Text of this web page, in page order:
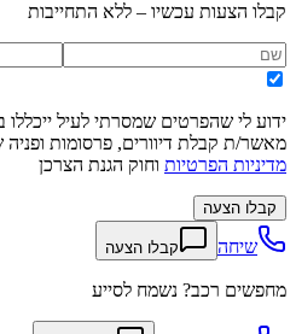
קבלו הצעות עכשיו – ללא התחייבות
ידוע לי שהפרטים שמסרתי לעיל ייכללו
מאשר/ת קבלת דיוורים, פרסומות
מדיניות הפרטיות וחוק הגנת הצרכן
קבלו הצעה
שיחה קבלו הצעה
מחפשים רכב? נשמח לסייע